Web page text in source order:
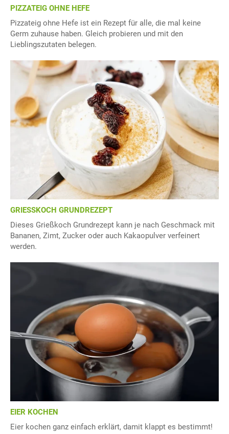
PIZZATEIG OHNE HEFE
Pizzateig ohne Hefe ist ein Rezept für alle, die mal keine
Germ zuhause haben. Gleich probieren und mit den
Lieblingszutaten belegen.
GRIESSKOCH GRUNDREZEPT
Dieses Grießkoch Grundrezept kann je nach Geschmack mit
Bananen, Zimt, Zucker oder auch Kakaopulver verfeinert
werden.
EIER KOCHEN
Eier kochen ganz einfach erklärt, damit klappt es bestimmt!